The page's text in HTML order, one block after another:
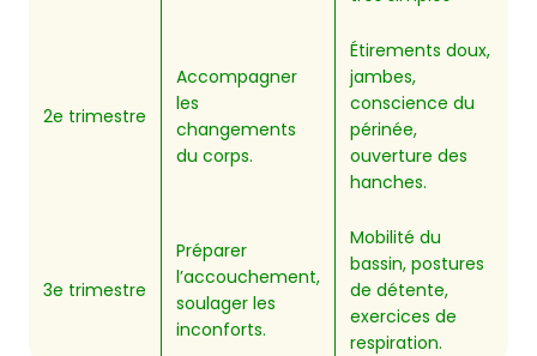
2e trimestre
Accompagner
les
changements
du corps.
Étirements doux,
jambes,
conscience du
périnée,
ouverture des
hanches.
3e trimestre
Préparer
l’accouchement,
soulager les
inconforts.
Mobilité du
bassin, postures
de détente,
exercices de
respiration.